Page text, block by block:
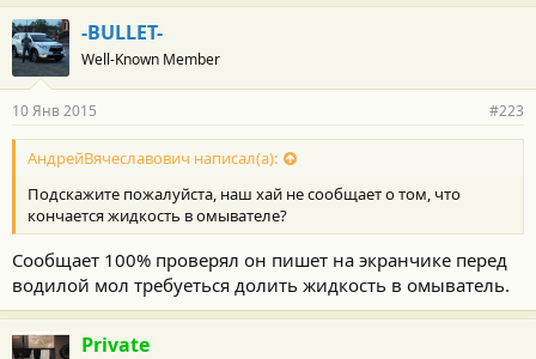
-BULLET-
Well-Known Member
10 Янв 2015 #223
АндрейВячеславович написал(а):
Подскажите пожалуйста, наш хай не сообщает о том, что
кончается жидкость в омывателе?
Сообщает 100% проверял он пишет на экранчике перед
водилой мол требуеться долить жидкость в омыватель.
Private